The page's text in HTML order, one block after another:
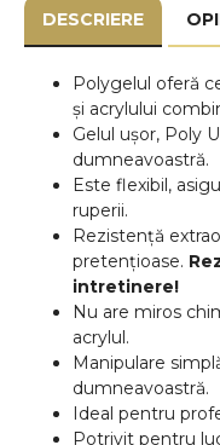
DESCRIERE
Polygelul oferă
și acrylului
Gelul ușor, Poly
dumneavoastră.
Este flexibil,
ruperii.
Rezistență
pretențioase.
intretinere!
Nu are miros
acrylul.
Manipulare
dumneavoastră.
Ideal pentru
Potrivit pentru